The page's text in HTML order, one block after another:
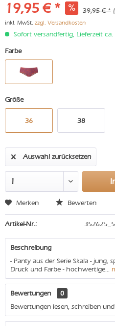
19,95 € * 39,95 € *
inkl. MwSt. zzgl. Versandkosten
Sofort versandfertig, Lieferzeit
Farbe
Größe
36 38
Auswahl zurücksetzen
Merken Bewerten
Artikel-Nr.:
Beschreibung
- Panty aus der Serie Skala -
Druck und Farbe - hochwertige...
Bewertungen
0
Bewertungen lesen, schreiben